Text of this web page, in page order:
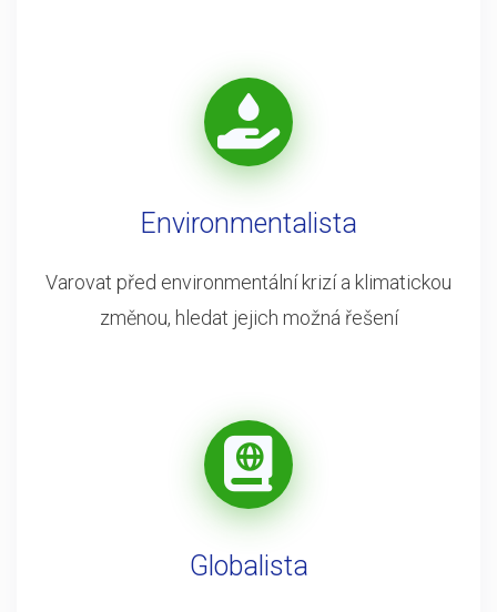
Environmentalista
Varovat před environmentální krizí a klimatickou
změnou, hledat jejich možná řešení
Globalista